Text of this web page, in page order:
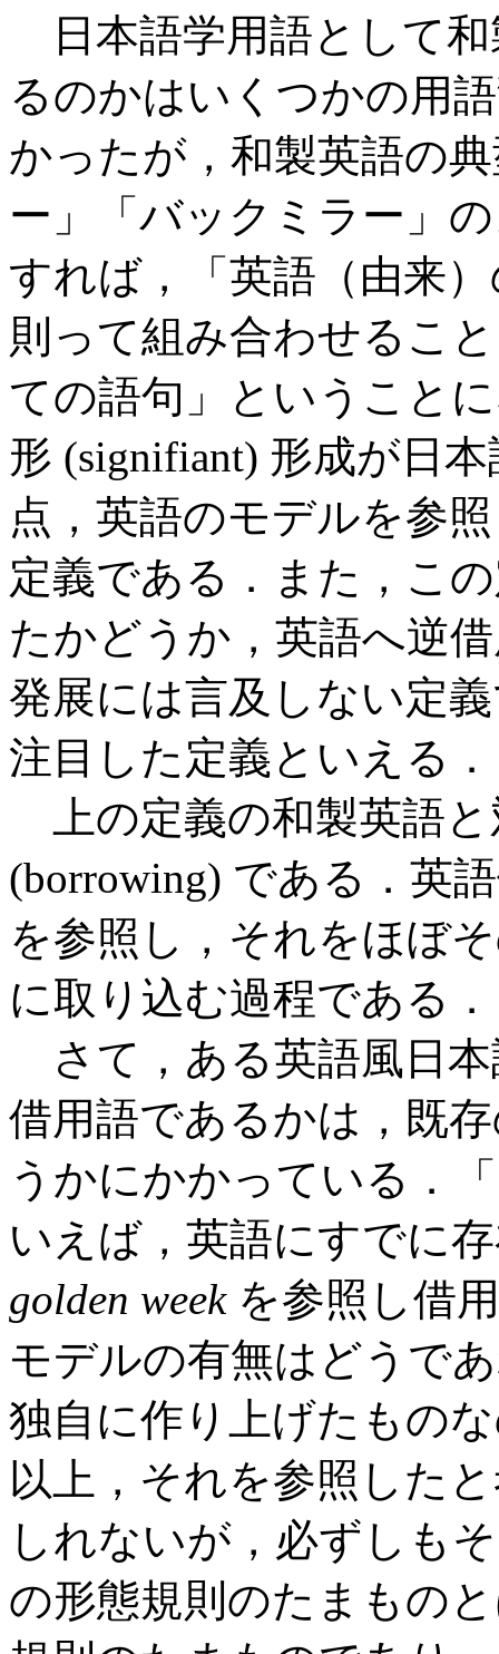
日本語学用語として
るのかはいくつかの用
かったが，和製英語の
ー」「バックミラー」
すれば，「英語（由来
則って組み合わせるこ
ての語句」ということ
形 (signifiant) 形成が日
点，英語のモデルを参
定義である．また，こ
たかどうか，英語へ逆
発展には言及しない定
注目した定義といえる．
上の定義の和製英語
(borrowing) である．英
を参照し，それをほぼ
に取り込む過程である．
さて，ある英語風日
借用語であるかは，既
うかにかかっている．
いえば，英語にすでに
golden weekを参照し借
モデルの有無はどうで
独自に作り上げたもの
以上，それを参照した
しれないが，必ずしも
の形態規則のたまもの